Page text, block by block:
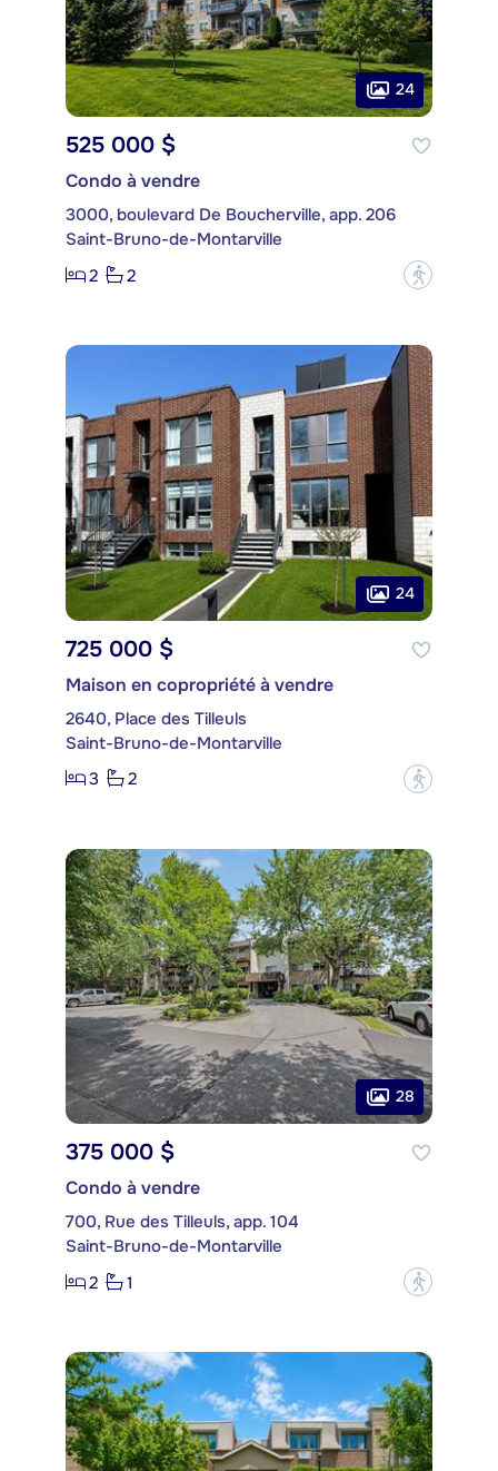
24
525 000 $
Condo à vendre
3000, boulevard De Boucherville, app. 206
Saint-Bruno-de-Montarville
2
2 ?
24
725 000 $
Maison en copropriété à vendre
2640, Place des Tilleuls
Saint-Bruno-de-Montarville
3
2 ?
28
375 000 $
Condo à vendre
700, Rue des Tilleuls, app. 104
Saint-Bruno-de-Montarville
2
1 ?